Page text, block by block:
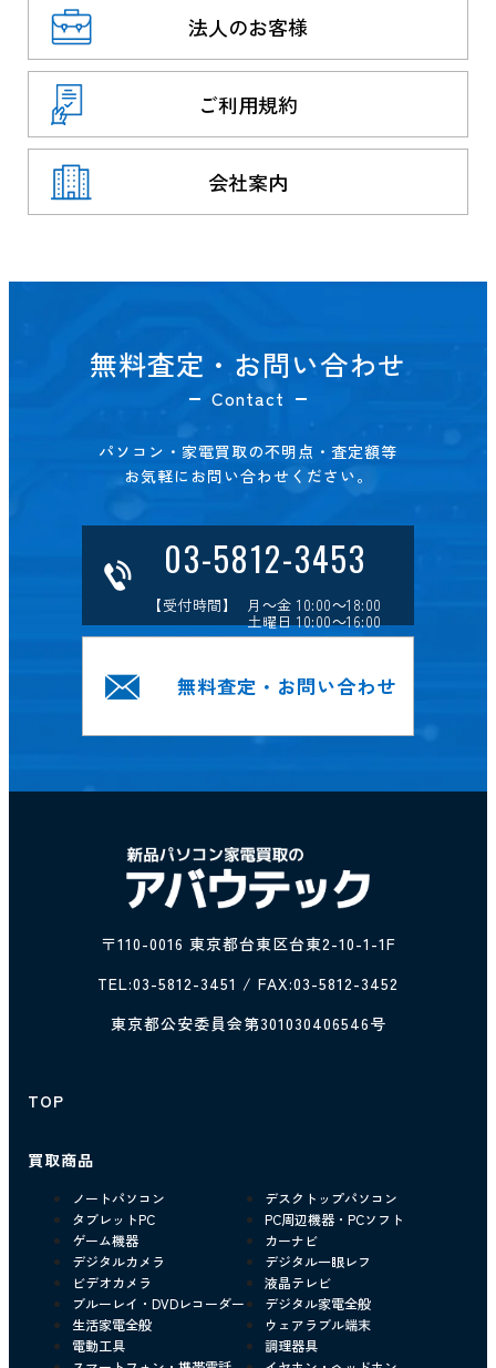
法人のお客様
ご利用規約
会社案内
無料査定・お問い合わせ
Contact
パソコン・家電買取の不明点・査定額等
お気軽にお問い合わせください。
03-5812-3453
【受付時間】 月～金 10:00～18:00
土曜日 10:00～16:00
無料査定・お問い合わせ
〒110-0016 東京都台東区台東2-10-1-1F
TEL:03-5812-3451 / FAX:03-5812-3452
東京都公安委員会第301030406546号
TOP
買取商品
ノートパソコン
デスクトップパソコン
タブレットPC
PC周辺機器・PCソフト
ゲーム機器
カーナビ
デジタルカメラ
デジタル一眼レフ
ビデオカメラ
液晶テレビ
ブルーレイ・DVDレコーダー
デジタル家電全般
生活家電全般
ウェアラブル端末
電動工具
調理器具